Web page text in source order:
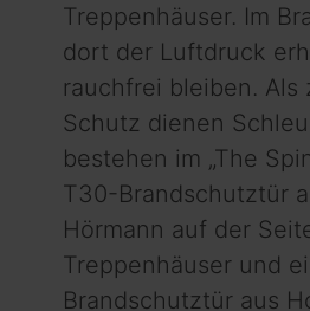
Treppenhäuser. Im
dort der Luftdruck
rauchfrei bleiben. Als
Schutz dienen
bestehen im „The
T30-Brandschutztür
Hörmann auf der
Treppenhäuser und
Brandschutztür aus